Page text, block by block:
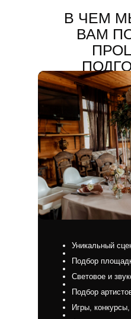
В ЧЕМ
ВАМ
Уникальный
Подбор
Световое и
Подбор
Игры,